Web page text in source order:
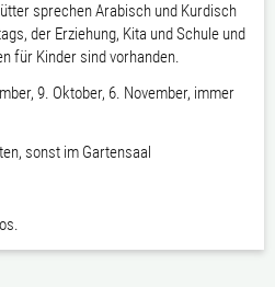
sprechen Arabisch und Kurdisch
der Erziehung, Kita und Schule und
für Kinder sind vorhanden.
9. Oktober, 6. November, immer
sonst im Gartensaal